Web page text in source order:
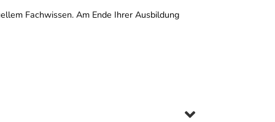
Fachwissen. Am Ende Ihrer Ausbildung